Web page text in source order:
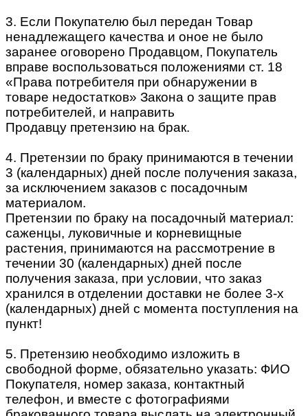
3. Если Покупателю был передан Товар
ненадлежащего качества и оное не было
заранее оговорено Продавцом, Покупатель
вправе воспользоваться положениями ст. 18
«Права потребителя при обнаружении в
товаре недостатков» Закона о защите прав
потребителей, и направить
Продавцу претензию на брак.
4. Претензии по браку принимаются в течении
3 (календарных) дней после получения заказа,
за исключением заказов с посадочным
материалом.
Претензии по браку на посадочный материал:
саженцы, луковичные и корневищные
растения, принимаются на рассмотрение в
течении 30 (календарных) дней после
получения заказа, при условии, что заказ
хранился в отделении доставки не более 3-х
(календарных) дней с момента поступления на
пункт!
5. Претензию необходимо изложить в
свободной форме, обязательно указать: ФИО
Покупателя, номер заказа, контактный
телефон, и вместе с фотографиями